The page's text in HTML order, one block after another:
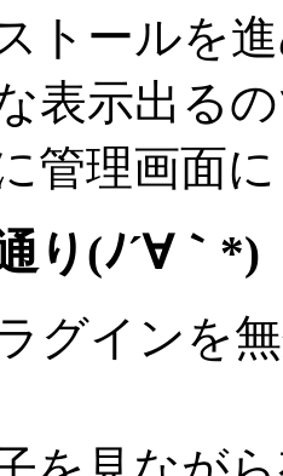
トールを
表示出る
管理画面
り(ﾉ´∀｀*)
グインを